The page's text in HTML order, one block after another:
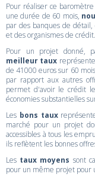
Pour réaliser ce
une durée de 60 mois,
par des banques de
et des organismes de crédit.
Pour un projet donné,
meilleur taux
de 41000 euros sur 60
par rapport aux autres
permet d'avoir le crédit
économies substantielles
Les bons taux
marché pour un projet
accessibles à tous les
ils reflètent les bonnes
Les taux moyens sont
pour un même projet pour